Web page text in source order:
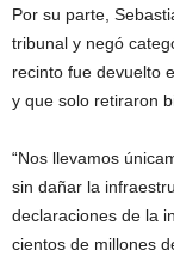
Por su parte,
tribunal y negó
recinto fue devuelto
y que solo retiraron
“Nos llevamos
sin dañar la
declaraciones de la
cientos de millones